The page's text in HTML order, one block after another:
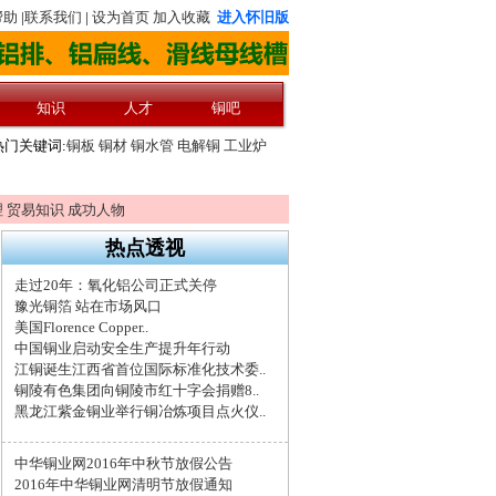
贸易知识 成功人物
热点透视